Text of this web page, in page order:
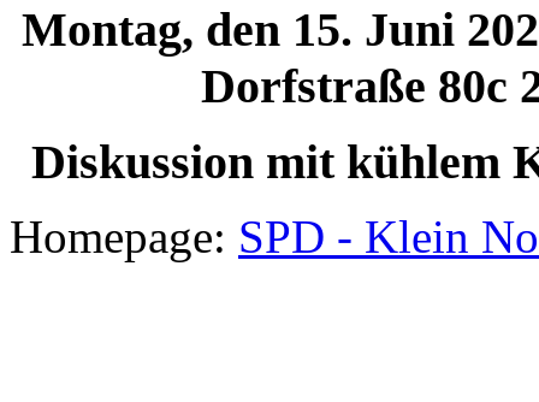
Montag, den 15. Juni
Dorfstraße 80c
Diskussion mit kühlem
Homepage: SPD - Klein